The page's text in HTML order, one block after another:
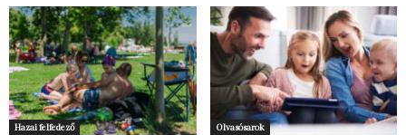
Hazai felfedező Olvasósarok